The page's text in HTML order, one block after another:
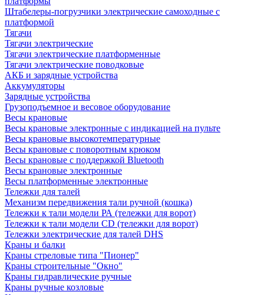
Штабелеры-погрузчики электрические самоходные с
платформой
Тягачи
Тягачи электрические
Тягачи электрические платформенные
Тягачи электрические поводковые
АКБ и зарядные устройства
Аккумуляторы
Зарядные устройства
Грузоподъемное и весовое оборудование
Весы крановые
Весы крановые электронные с индикацией на пульте
Весы крановые высокотемпературные
Весы крановые с поворотным крюком
Весы крановые с поддержкой Bluetooth
Весы крановые электронные
Весы платформенные электронные
Тележки для талей
Механизм передвижения тали ручной (кошка)
Тележки к тали модели РА (тележки для ворот)
Тележки к тали модели CD (тележки для ворот)
Тележки электрические для талей DHS
Краны и балки
Краны стреловые типа "Пионер"
Краны строительные "Окно"
Краны гидравлические ручные
Краны ручные козловые